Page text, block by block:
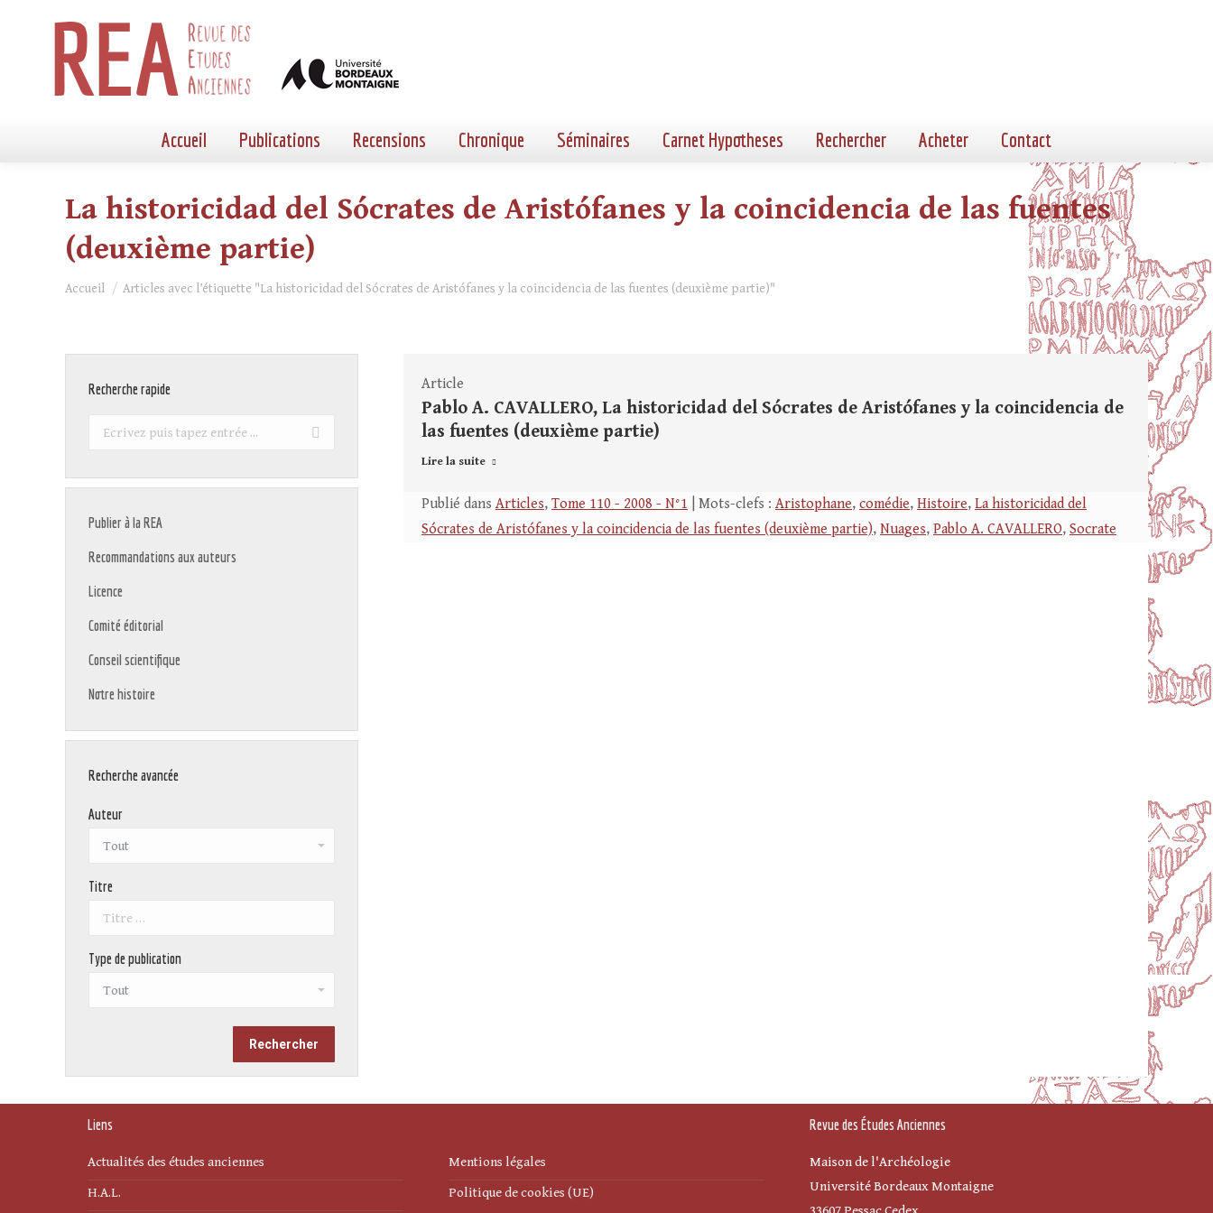
Accueil Publications Recensions Chronique Séminaires Carnet Hypotheses Rechercher Acheter Contact
La historicidad del Sócrates de Aristófanes y la coincidencia de las fuentes
(deuxième partie)
Vous êtes ici :
Accueil Articles avec l’étiquette "La historicidad del Sócrates de Aristófanes y la coincidencia de las fuentes (deuxième partie)"
Article
Pablo A. CAVALLERO, La historicidad del Sócrates de Aristófanes y la coincidencia de
las fuentes (deuxième partie)
Lire la suite
Publié dans Articles, Tome 110 - 2008 - N°1 | Mots-clefs : Aristophane, comédie, Histoire, La historicidad del
Sócrates de Aristófanes y la coincidencia de las fuentes (deuxième partie), Nuages, Pablo A. CAVALLERO, Socrate
Recherche rapide
Recherche
Publier à la REA
Recommandations aux auteurs
Licence
Comité éditorial
Conseil scientifique
Notre histoire
Recherche avancée
Auteur
Titre
Type de publication
Liens
Actualités des études anciennes
H.A.L.
Mentions légales
Politique de cookies (UE)
Revue des Études Anciennes
Maison de l'Archéologie
Université Bordeaux Montaigne